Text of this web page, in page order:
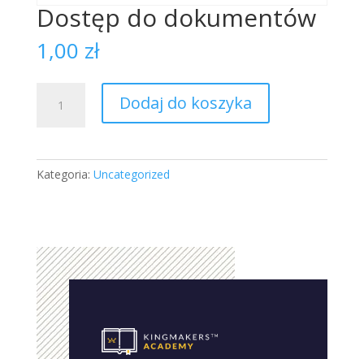
Dostęp do dokumentów
1,00 zł
Dostęp
Dodaj do koszyka
Kategoria: Uncategorized